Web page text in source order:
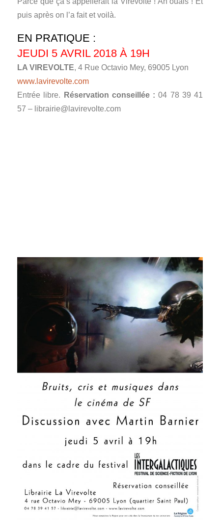
puis après on l’a fait et voilà.
EN PRATIQUE :
JEUDI 5 AVRIL 2018 À 19H
LA VIREVOLTE, 4 Rue Octavio Mey, 69005 Lyon
www.lavirevolte.com
Entrée libre.
Réservation conseillée : 04 78 39 41
57 – librairie@lavirevolte.com